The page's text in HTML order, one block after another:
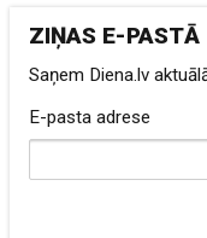
ZIŅAS E-PASTĀ
Saņem Diena.lv
E-pasta adrese